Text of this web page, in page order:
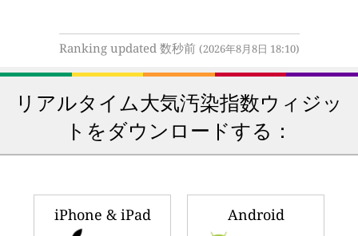
Ranking updated 数秒前 (2026年8月8日 18:10)
リアルタイム大気汚染指数ウィジッ
トをダウンロードする：
iPhone & iPad Android